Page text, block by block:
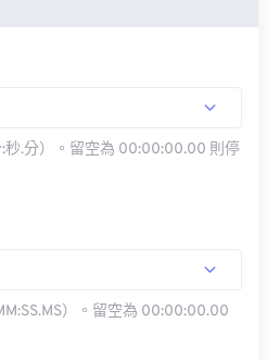
秒.分）。留空為 00:00:00.00 則停
）。留空為 00:00:00.00